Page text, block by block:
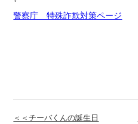
警察庁 特殊詐欺対策ページ
＜＜チーバくんの誕生日